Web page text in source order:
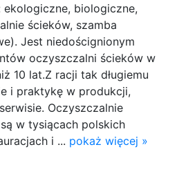
biologiczne,
ścieków, szamba
Jest niedoścignionym
oczyszczalni ścieków w
10 lat.Z racji tak długiemu
i praktykę w produkcji,
Oczyszczalnie
w tysiącach polskich
i ... pokaż więcej »